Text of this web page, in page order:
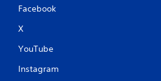
Facebook
X
YouTube
Instagram